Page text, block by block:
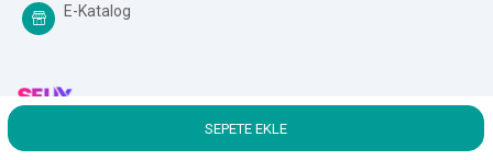
SEPETE EKLE
E-Katalog